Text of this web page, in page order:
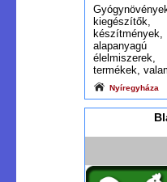
termékek,
Nyíregyháza